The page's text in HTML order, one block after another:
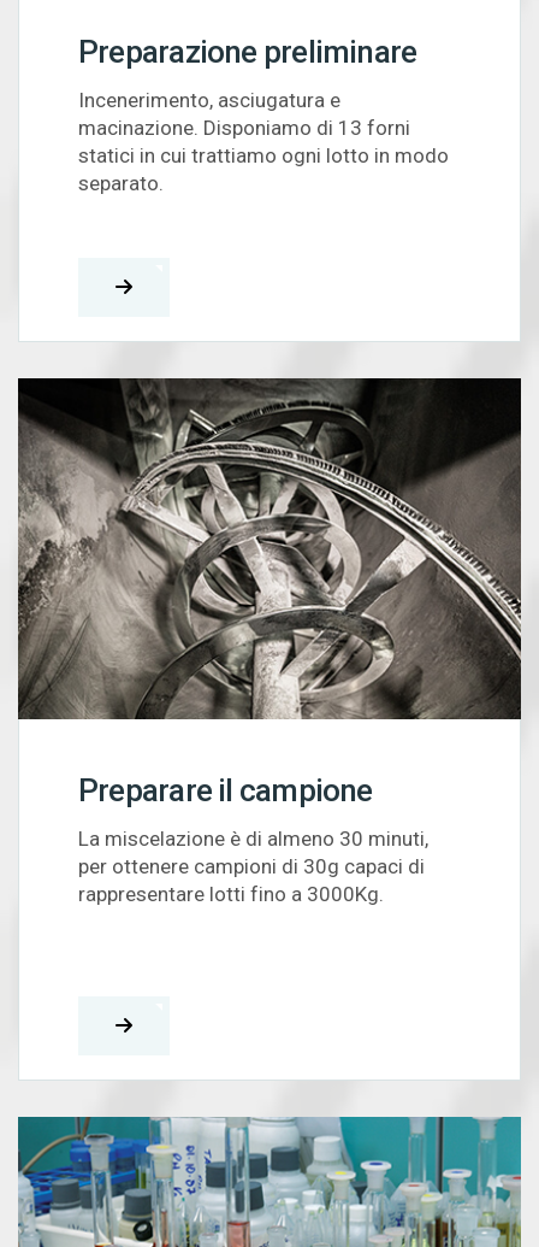
Preparazione preliminare
Incenerimento, asciugatura e
macinazione. Disponiamo di 13 forni
statici in cui trattiamo ogni lotto in modo
separato.
Preparare il campione
La miscelazione è di almeno 30 minuti,
per ottenere campioni di 30g capaci di
rappresentare lotti fino a 3000Kg.